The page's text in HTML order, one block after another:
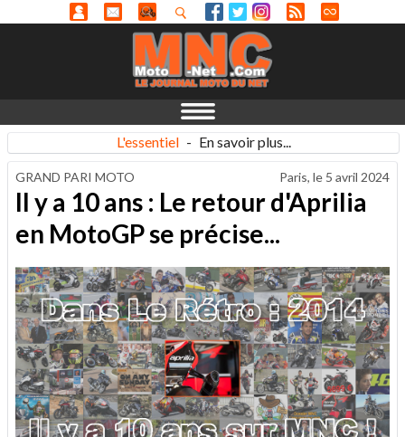
L'essentiel - En savoir plus...
GRAND PARI MOTO Paris, le 5 avril 2024
Il y a 10 ans : Le retour d'Aprilia
en MotoGP se précise...